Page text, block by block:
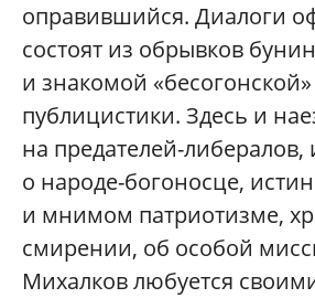
оправившийся. Диалоги
состоят из обрывков
и знакомой «бесогонской»
публицистики. Здесь и
на предателей-
о народе-богоносце,
и мнимом патриотизме,
смирении, об особой
Михалков любуется